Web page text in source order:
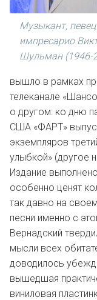
Музыкант,
импресарио
Шульман (1946-
вышло в рамках
телеканале
о другом: ко дню
США «ФАРТ»
экземпляров
улыбкой» (другое
Издание
особенно ценят
так давно на
песни именно с
Вернадский
мысли всех
доводилось
вышедшая
виниловая